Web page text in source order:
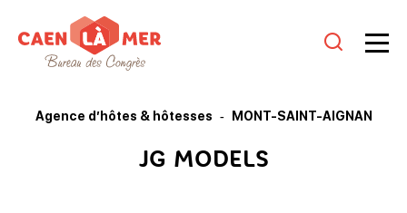
Agence d’hôtes & hôtesses MONT-SAINT-AIGNAN
JG MODELS